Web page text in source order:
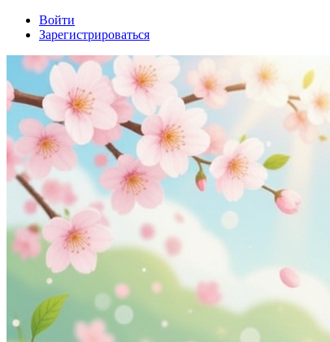
Войти
Зарегистрироваться